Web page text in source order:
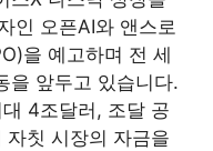
인 오픈AI와 앤스로
을 예고하며 전 세
을 앞두고 있습니다.
4조달러, 조달 공
칫 시장의 자금을